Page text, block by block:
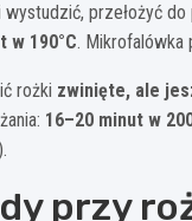
przełożyć
w 190°C. Mikrofalówka
rożki zwinięte, ale
16–20 minut w
przy